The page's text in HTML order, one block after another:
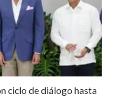
ciclo de diálogo hasta